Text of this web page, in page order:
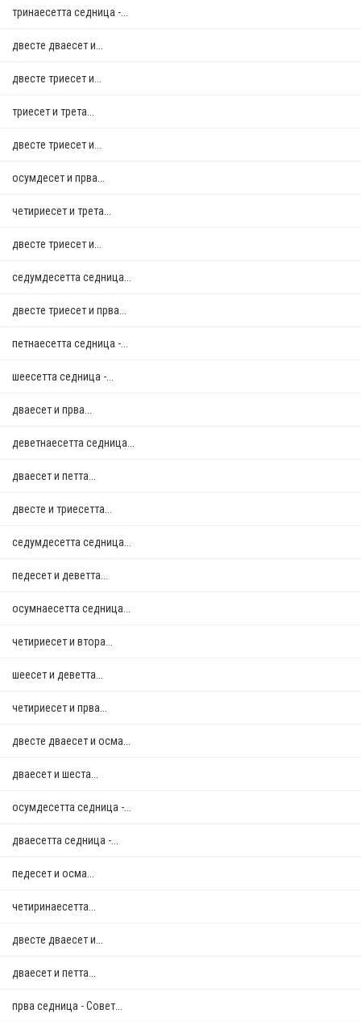
тринаесетта седница -...
двестe дваесет и...
двестe триесет и...
триесет и трета...
двестe триесет и...
осумдесет и прва...
четириесет и трета...
двестe триесет и...
седумдесетта седница...
двестe триесет и прва...
петнаесетта седница -...
шеесетта седница -...
дваесет и прва...
деветнаесетта седница...
дваесет и петта...
двестe и триесетта...
седумдесетта седница...
педесет и деветта...
осумнaесетта седница...
четириесет и втора...
шеесет и деветта...
четириесет и прва...
двестe дваесет и осма...
дваесет и шеста...
осумдесетта седница -...
дваесетта седница -...
педесет и осма...
четиринаесетта...
двестe дваесет и...
дваесет и петта...
прва седница - Совет...